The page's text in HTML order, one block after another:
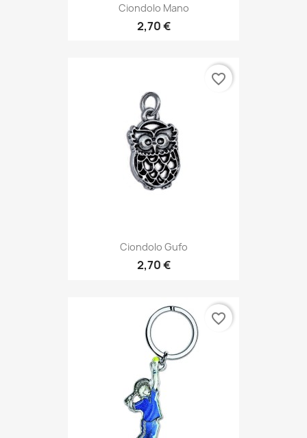
Ciondolo Mano
2,70 €
Ciondolo Gufo
2,70 €
favorite_border
favorite_border